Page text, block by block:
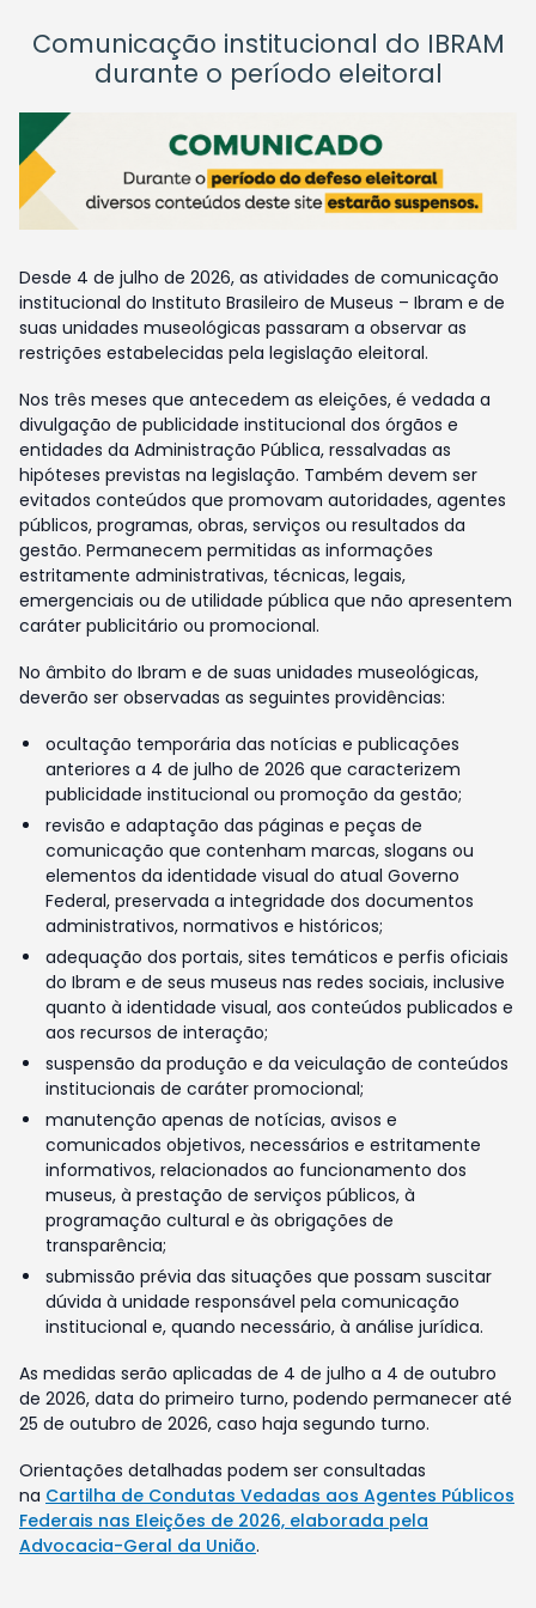
Comunicação institucional do IBRAM
durante o período eleitoral
Desde 4 de julho de 2026, as atividades de comunicação
institucional do Instituto Brasileiro de Museus – Ibram e de
suas unidades museológicas passaram a observar as
restrições estabelecidas pela legislação eleitoral.
Nos três meses que antecedem as eleições, é vedada a
divulgação de publicidade institucional dos órgãos e
entidades da Administração Pública, ressalvadas as
hipóteses previstas na legislação. Também devem ser
evitados conteúdos que promovam autoridades, agentes
públicos, programas, obras, serviços ou resultados da
gestão. Permanecem permitidas as informações
estritamente administrativas, técnicas, legais,
emergenciais ou de utilidade pública que não apresentem
caráter publicitário ou promocional.
No âmbito do Ibram e de suas unidades museológicas,
deverão ser observadas as seguintes providências:
ocultação temporária das notícias e publicações
anteriores a 4 de julho de 2026 que caracterizem
publicidade institucional ou promoção da gestão;
revisão e adaptação das páginas e peças de
comunicação que contenham marcas, slogans ou
elementos da identidade visual do atual Governo
Federal, preservada a integridade dos documentos
administrativos, normativos e históricos;
adequação dos portais, sites temáticos e perfis oficiais
do Ibram e de seus museus nas redes sociais, inclusive
quanto à identidade visual, aos conteúdos publicados e
aos recursos de interação;
suspensão da produção e da veiculação de conteúdos
institucionais de caráter promocional;
manutenção apenas de notícias, avisos e
comunicados objetivos, necessários e estritamente
informativos, relacionados ao funcionamento dos
museus, à prestação de serviços públicos, à
programação cultural e às obrigações de
transparência;
submissão prévia das situações que possam suscitar
dúvida à unidade responsável pela comunicação
institucional e, quando necessário, à análise jurídica.
As medidas serão aplicadas de 4 de julho a 4 de outubro
de 2026, data do primeiro turno, podendo permanecer até
25 de outubro de 2026, caso haja segundo turno.
Orientações detalhadas podem ser consultadas
na Cartilha de Condutas Vedadas aos Agentes Públicos
Federais nas Eleições de 2026, elaborada pela
Advocacia-Geral da União.